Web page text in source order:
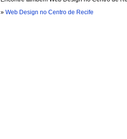
» Web Design no Centro de Recife